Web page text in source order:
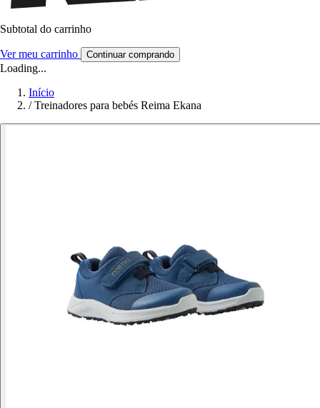
Subtotal do carrinho
Ver meu carrinho Continuar comprando
Loading...
Início
/ Treinadores para bebés Reima Ekana